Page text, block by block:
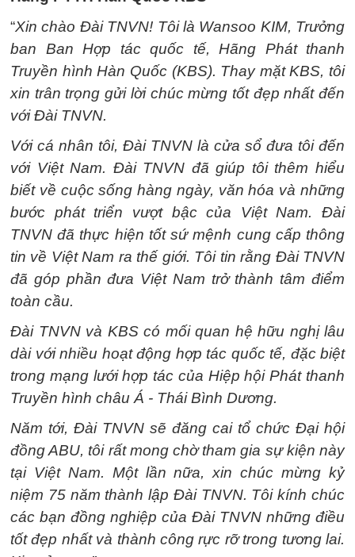
“Xin chào Đài TNVN! Tôi là Wansoo KIM, Trưởng
ban Ban Hợp tác quốc tế, Hãng Phát thanh
Truyền hình Hàn Quốc (KBS). Thay mặt KBS, tôi
xin trân trọng gửi lời chúc mừng tốt đẹp nhất đến
với Đài TNVN.
Với cá nhân tôi, Đài TNVN là cửa sổ đưa tôi đến
với Việt Nam. Đài TNVN đã giúp tôi thêm hiểu
biết về cuộc sống hàng ngày, văn hóa và những
bước phát triển vượt bậc của Việt Nam. Đài
TNVN đã thực hiện tốt sứ mệnh cung cấp thông
tin về Việt Nam ra thế giới. Tôi tin rằng Đài TNVN
đã góp phần đưa Việt Nam trở thành tâm điểm
toàn cầu.
Đài TNVN và KBS có mối quan hệ hữu nghị lâu
dài với nhiều hoạt động hợp tác quốc tế, đặc biệt
trong mạng lưới hợp tác của Hiệp hội Phát thanh
Truyền hình châu Á - Thái Bình Dương.
Năm tới, Đài TNVN sẽ đăng cai tổ chức Đại hội
đồng ABU, tôi rất mong chờ tham gia sự kiện này
tại Việt Nam. Một lần nữa, xin chúc mừng kỷ
niệm 75 năm thành lập Đài TNVN. Tôi kính chúc
các bạn đồng nghiệp của Đài TNVN những điều
tốt đẹp nhất và thành công rực rỡ trong tương lai.